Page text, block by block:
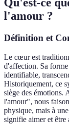
Qu'est-ce
l'amour ?
Définition et
Le cœur est
d'affection. Sa
identifiable,
Historiquement, ce
siège des émotions.
l'amour", nous
physique, mais à
signifie aimer et être